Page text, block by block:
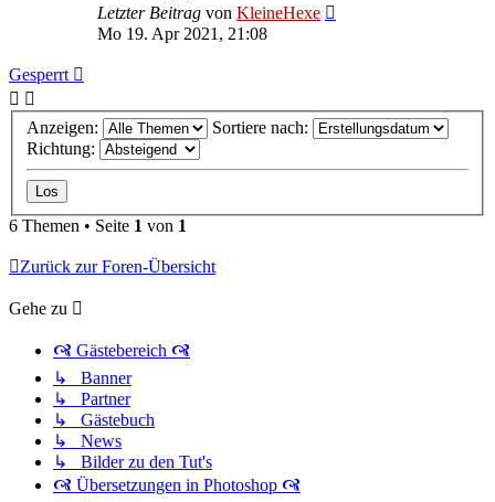
Letzter Beitrag von KleineHexe
Mo 19. Apr 2021, 21:08
Gesperrt
Anzeigen:
Sortiere nach:
Richtung:
6 Themen • Seite 1 von 1
Zurück zur Foren-Übersicht
Gehe zu
🙧 Gästebereich 🙧
↳ Banner
↳ Partner
↳ Gästebuch
↳ News
↳ Bilder zu den Tut's
🙧 Übersetzungen in Photoshop 🙧